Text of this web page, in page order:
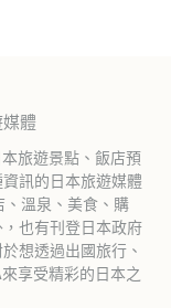
體
旅遊景點、飯店預
訊的日本旅遊媒體
溫泉、美食、購
也有刊登日本政府
想透過出國旅行、
享受精彩的日本之